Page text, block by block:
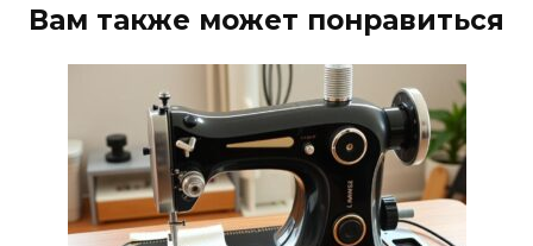
Вам также может понравиться